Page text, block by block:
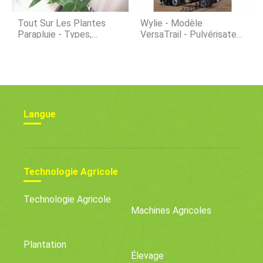
Tout Sur Les Plantes
Parapluie - Types,
Wylie - Modèle
VersaTrail - Pulvérisateur
Langue
Technologie Agricole
Technologie Agricole
Machines Agricoles
Plantation
Élevage